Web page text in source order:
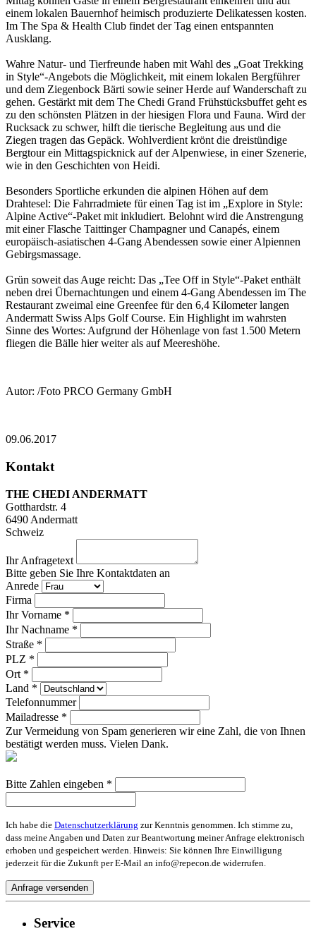
einem lokalen Bauernhof heimisch produzierte Delikatessen kosten.
Im The Spa & Health Club findet der Tag einen entspannten
Ausklang.
Wahre Natur- und Tierfreunde haben mit Wahl des „Goat Trekking
in Style“-Angebots die Möglichkeit, mit einem lokalen Bergführer
und dem Ziegenbock Bärti sowie seiner Herde auf Wanderschaft zu
gehen. Gestärkt mit dem The Chedi Grand Frühstücksbuffet geht es
zu den schönsten Plätzen in der hiesigen Flora und Fauna. Wird der
Rucksack zu schwer, hilft die tierische Begleitung aus und die
Ziegen tragen das Gepäck. Wohlverdient krönt die dreistündige
Bergtour ein Mittagspicknick auf der Alpenwiese, in einer Szenerie,
wie in den Geschichten von Heidi.
Besonders Sportliche erkunden die alpinen Höhen auf dem
Drahtesel: Die Fahrradmiete für einen Tag ist im „Explore in Style:
Alpine Active“-Paket mit inkludiert. Belohnt wird die Anstrengung
mit einer Flasche Taittinger Champagner und Canapés, einem
europäisch-asiatischen 4-Gang Abendessen sowie einer Alpiennen
Gebirgsmassage.
Grün soweit das Auge reicht: Das „Tee Off in Style“-Paket enthält
neben drei Übernachtungen und einem 4-Gang Abendessen im The
Restaurant zweimal eine Greenfee für den 6,4 Kilometer langen
Andermatt Swiss Alps Golf Course. Ein Highlight im wahrsten
Sinne des Wortes: Aufgrund der Höhenlage von fast 1.500 Metern
fliegen die Bälle hier weiter als auf Meereshöhe.
Autor: /Foto PRCO Germany GmbH
09.06.2017
Kontakt
THE CHEDI ANDERMATT
Gotthardstr. 4
6490 Andermatt
Schweiz
Ihr Anfragetext
Bitte geben Sie Ihre Kontaktdaten an
Anrede
Firma
Ihr Vorname *
Ihr Nachname *
Straße *
PLZ *
Ort *
Land *
Telefonnummer
Mailadresse *
Zur Vermeidung von Spam generieren wir eine Zahl, die von Ihnen
bestätigt werden muss. Vielen Dank.
Bitte Zahlen eingeben *
Ich habe die Datenschutzerklärung zur Kenntnis genommen. Ich stimme zu,
dass meine Angaben und Daten zur Beantwortung meiner Anfrage elektronisch
erhoben und gespeichert werden. Hinweis: Sie können Ihre Einwilligung
jederzeit für die Zukunft per E-Mail an info@repecon.de widerrufen.
Service